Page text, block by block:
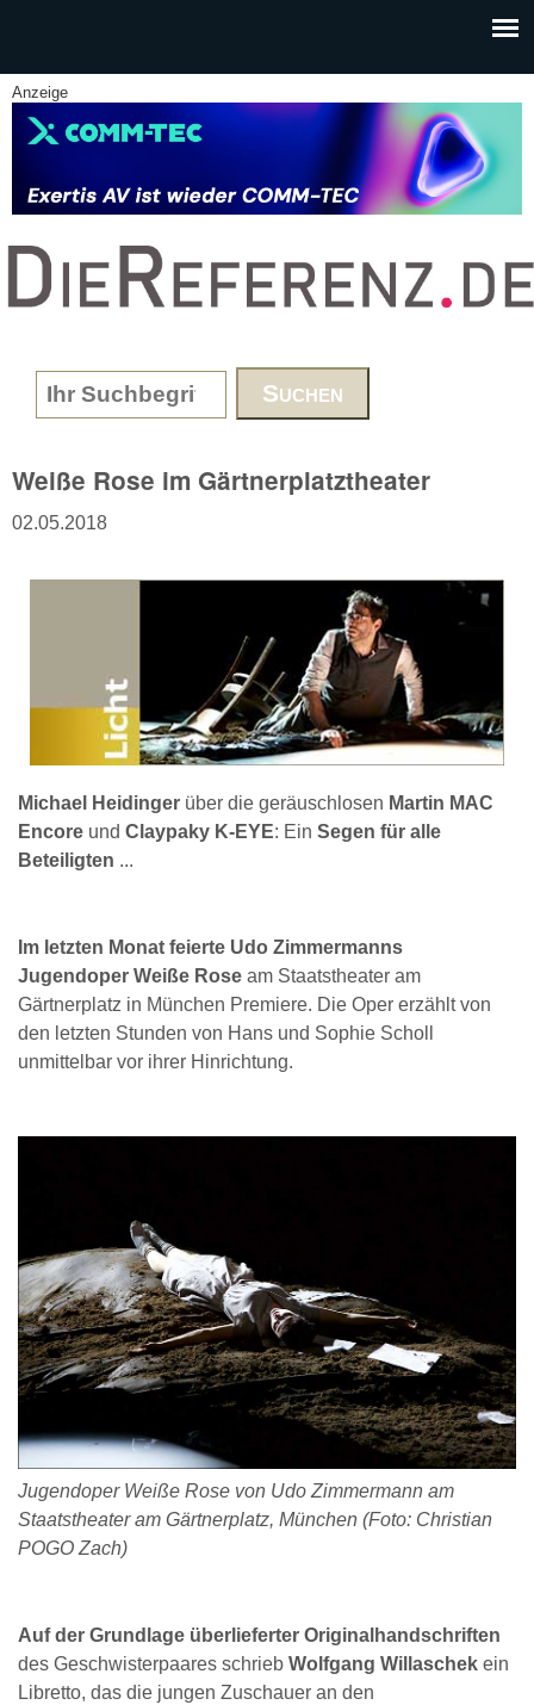
Anzeige
www.DieReferenz.de
Search form
Weiße Rose im Gärtnerplatztheater
02.05.2018
Michael Heidinger über die geräuschlosen Martin MAC
Encore und Claypaky K-EYE: Ein Segen für alle
Beteiligten ...
Im letzten Monat feierte Udo Zimmermanns
Jugendoper Weiße Rose am Staatstheater am
Gärtnerplatz in München Premiere. Die Oper erzählt von
den letzten Stunden von Hans und Sophie Scholl
unmittelbar vor ihrer Hinrichtung.
Jugendoper Weiße Rose von Udo Zimmermann am
Staatstheater am Gärtnerplatz, München (Foto: Christian
POGO Zach)
Auf der Grundlage überlieferter Originalhandschriften
des Geschwisterpaares schrieb Wolfgang Willaschek ein
Libretto, das die jungen Zuschauer an den